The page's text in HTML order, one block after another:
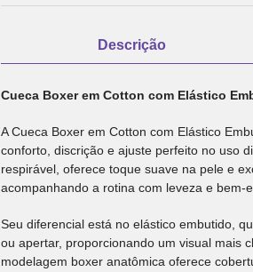
Descrição
Cueca Boxer em Cotton com Elástico
A Cueca Boxer em Cotton com Elástico
conforto, discrição e ajuste perfeito no uso
respirável, oferece toque suave na pele e
acompanhando a rotina com leveza e bem-
Seu diferencial está no elástico embutido,
ou apertar, proporcionando um visual mais
modelagem boxer anatômica oferece